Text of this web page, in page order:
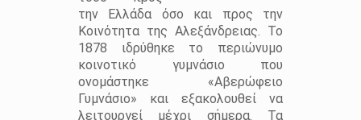
την Ελλάδα όσο και προς την
Κοινότητα της Αλεξάνδρειας. Το
1878 ιδρύθηκε το περιώνυμο
κοινοτικό γυμνάσιο που
ονομάστηκε «Αβερώφειο
Γυμνάσιο» και εξακολουθεί να
λειτουργεί μέχρι σήμερα. Τα